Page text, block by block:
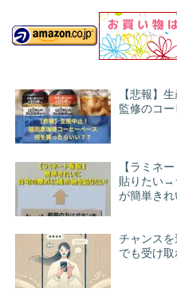
【悲報】
監修のコ
【ラミネ
貼りたい→
が簡単きれ
チャンス
でも受け